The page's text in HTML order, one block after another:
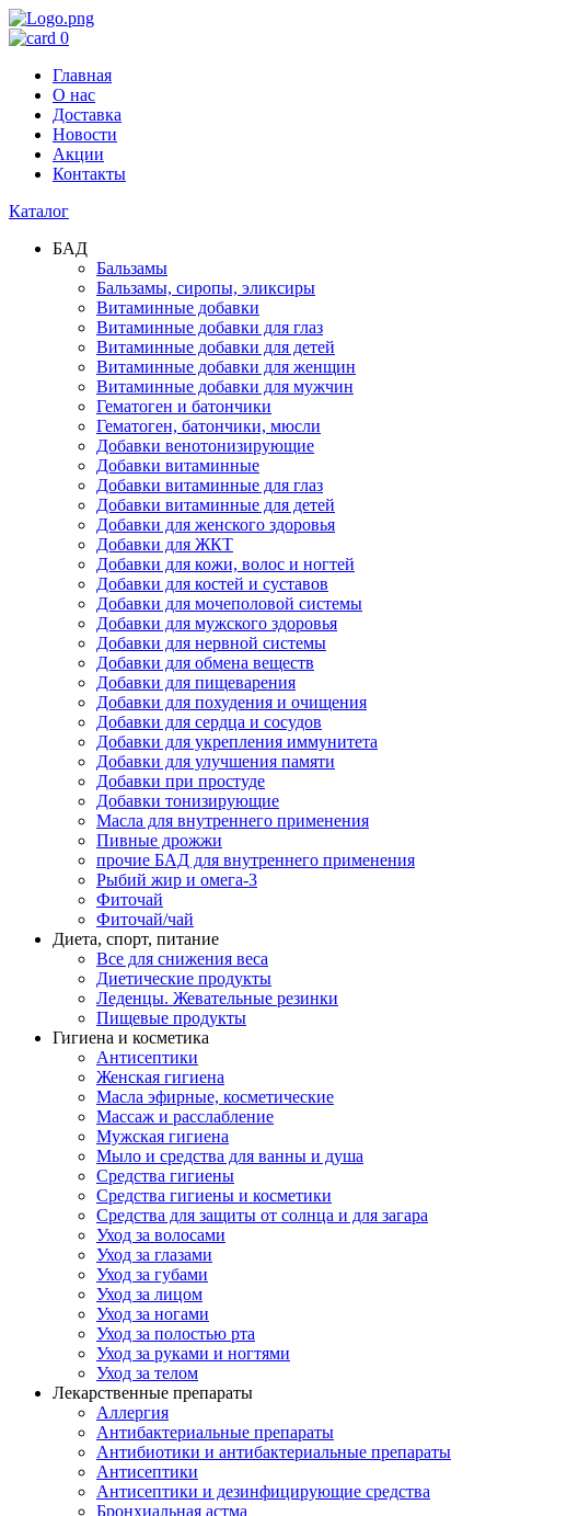
0
Главная
О нас
Доставка
Новости
Акции
Контакты
Каталог
БАД
Бальзамы
Бальзамы, сиропы, эликсиры
Витаминные добавки
Витаминные добавки для глаз
Витаминные добавки для детей
Витаминные добавки для женщин
Витаминные добавки для мужчин
Гематоген и батончики
Гематоген, батончики, мюсли
Добавки венотонизирующие
Добавки витаминные
Добавки витаминные для глаз
Добавки витаминные для детей
Добавки для женского здоровья
Добавки для ЖКТ
Добавки для кожи, волос и ногтей
Добавки для костей и суставов
Добавки для мочеполовой системы
Добавки для мужского здоровья
Добавки для нервной системы
Добавки для обмена веществ
Добавки для пищеварения
Добавки для похудения и очищения
Добавки для сердца и сосудов
Добавки для укрепления иммунитета
Добавки для улучшения памяти
Добавки при простуде
Добавки тонизирующие
Масла для внутреннего применения
Пивные дрожжи
прочие БАД для внутреннего применения
Рыбий жир и омега-3
Фиточай
Фиточай/чай
Диета, спорт, питание
Все для снижения веса
Диетические продукты
Леденцы. Жевательные резинки
Пищевые продукты
Гигиена и косметика
Антисептики
Женская гигиена
Масла эфирные, косметические
Массаж и расслабление
Мужская гигиена
Мыло и средства для ванны и душа
Средства гигиены
Средства гигиены и косметики
Средства для защиты от солнца и для загара
Уход за волосами
Уход за глазами
Уход за губами
Уход за лицом
Уход за ногами
Уход за полостью рта
Уход за руками и ногтями
Уход за телом
Лекарственные препараты
Аллергия
Антибактериальные препараты
Антибиотики и антибактериальные препараты
Антисептики
Антисептики и дезинфицирующие средства
Бронхиальная астма